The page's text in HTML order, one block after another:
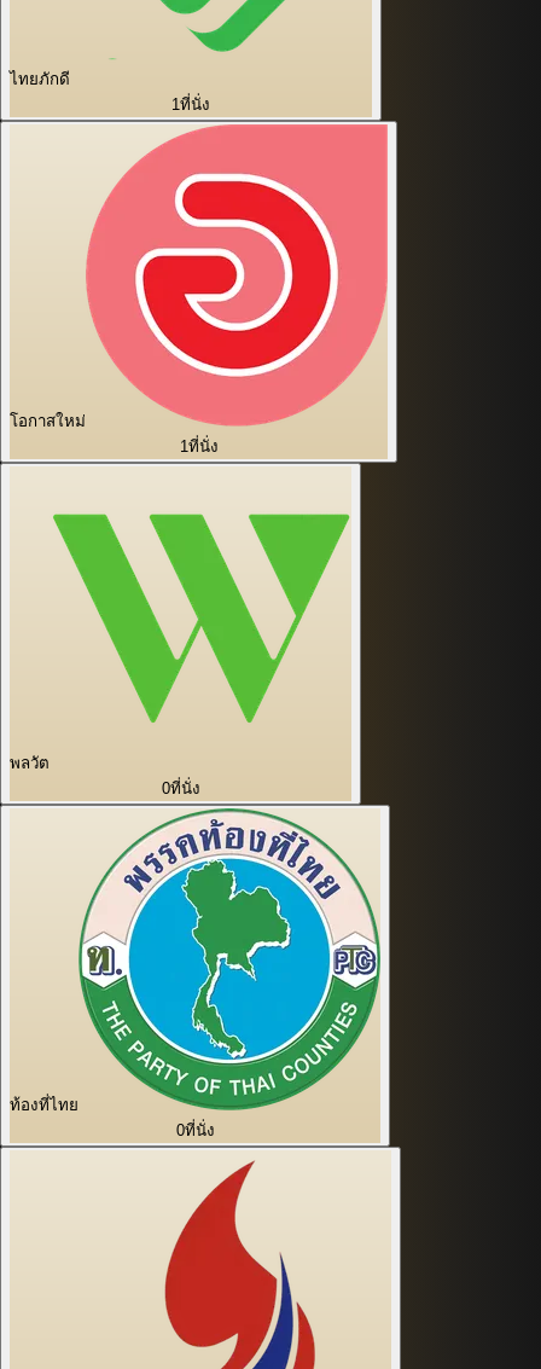
ไทยภักดี
1ที่นั่ง
โอกาสใหม่
1ที่นั่ง
พลวัต
0ที่นั่ง
ท้องที่ไทย
0ที่นั่ง